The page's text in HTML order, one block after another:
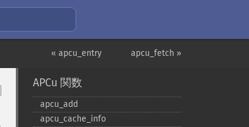
apcu_fetch »
« apcu_entry
APCu 関数
apcu_​add
apcu_​cache_​info